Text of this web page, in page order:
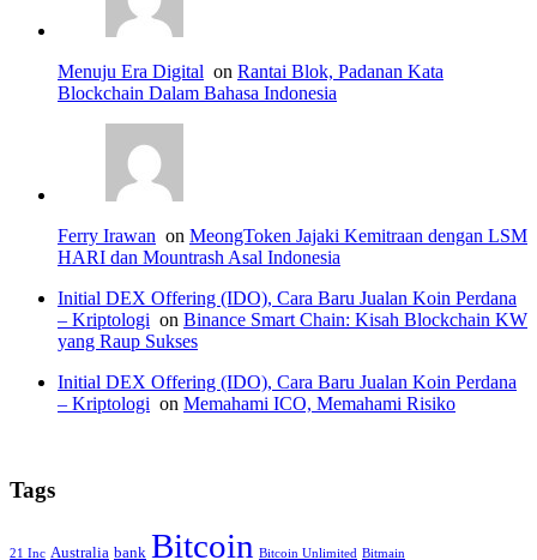
Menuju Era Digital on Rantai Blok, Padanan Kata
Blockchain Dalam Bahasa Indonesia
Ferry Irawan on MeongToken Jajaki Kemitraan dengan LSM
HARI dan Mountrash Asal Indonesia
Initial DEX Offering (IDO), Cara Baru Jualan Koin Perdana
– Kriptologi on Binance Smart Chain: Kisah Blockchain KW
yang Raup Sukses
Initial DEX Offering (IDO), Cara Baru Jualan Koin Perdana
– Kriptologi on Memahami ICO, Memahami Risiko
Tags
21 Inc Australia bank Bitcoin Bitcoin Unlimited Bitmain